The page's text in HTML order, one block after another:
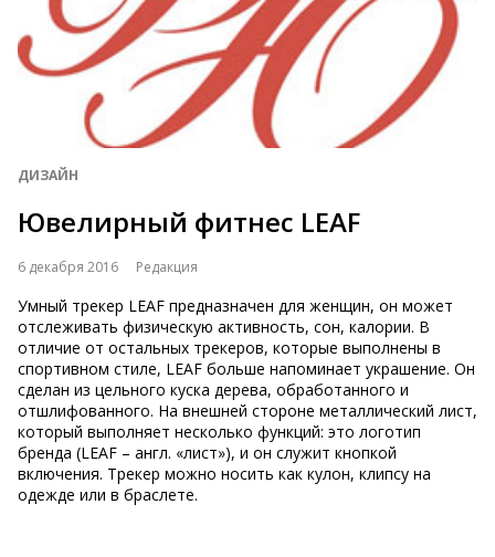
ДИЗАЙН
Ювелирный фитнес LEAF
6 декабря 2016 Редакция
Умный трекер LEAF предназначен для женщин, он может
отслеживать физическую активность, сон, калории. В
отличие от остальных трекеров, которые выполнены в
спортивном стиле, LEAF больше напоминает украшение. Он
сделан из цельного куска дерева, обработанного и
отшлифованного. На внешней стороне металлический лист,
который выполняет несколько функций: это логотип
бренда (LEAF – англ. «лист»), и он служит кнопкой
включения. Трекер можно носить как кулон, клипсу на
одежде или в браслете.